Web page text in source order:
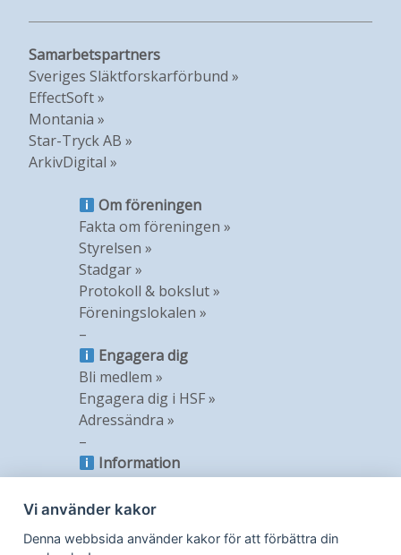
Samarbetspartners
Sveriges Släktforskarförbund »
EffectSoft »
Montania »
Star-Tryck AB »
ArkivDigital »
Om föreningen
Fakta om föreningen »
Styrelsen »
Stadgar »
Protokoll & bokslut »
Föreningslokalen »
–
Engagera dig
Bli medlem »
Engagera dig i HSF »
Adressändra »
–
Information
Nyhetsbrev »
GDPR »
Vi använder kakor
Denna webbsida använder kakor för att förbättra din